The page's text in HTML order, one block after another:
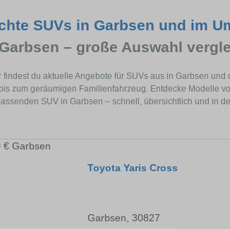
SUVs in Garbsen und im
– große Auswahl
du aktuelle Angebote für SUVs aus in Garbsen
zum geräumigen Familienfahrzeug. Entdecke Modelle
SUV in Garbsen – schnell, übersichtlich und in
Toyota Yaris Cross
Garbsen, 30827